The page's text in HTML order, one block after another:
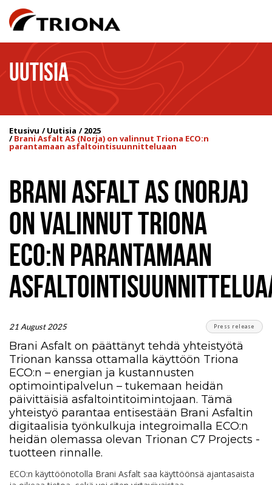
UUTISIA
Etusivu Uutisia 2025
Brani Asfalt AS (Norja) on valinnut Triona ECO:n
parantamaan asfaltointisuunnitteluaan
BRANI ASFALT AS (NORJA)
ON VALINNUT TRIONA
ECO:N PARANTAMAAN
21 August 2025 Press release
Brani Asfalt on päättänyt tehdä yhteistyötä
Trionan kanssa ottamalla käyttöön Triona
ECO:n – energian ja kustannusten
optimointipalvelun – tukemaan heidän
päivittäisiä asfaltointitoimintojaan. Tämä
yhteistyö parantaa entisestään Brani Asfaltin
digitaalisia työnkulkuja integroimalla ECO:n
heidän olemassa olevan Trionan C7 Projects -
tuotteen rinnalle.
ECO:n käyttöönotolla Brani Asfalt saa käyttöönsä ajantasaista